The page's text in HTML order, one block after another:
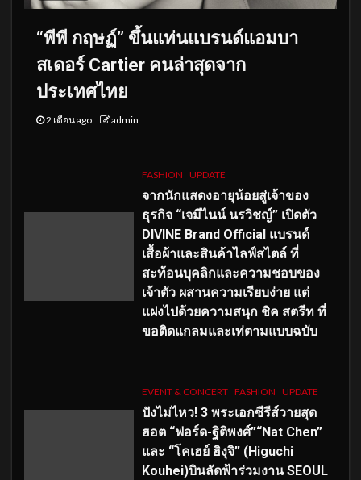
“พีพี กฤษฏ์” ขึ้นแท่นแบรนด์แอมบา
สเดอร์ Cartier คนล่าสุดจาก
ประเทศไทย
2 เดือน ago admin
FASHION UPDATE
จากนักแสดงอายุน้อยสู่เจ้าของ
ธุรกิจ “เจมีไนน์ นรวิชญ์” เปิดตัว
DIVINE Brand Official แบรนด์
เสื้อผ้าและสินค้าไลฟ์สไตล์ ที่
สะท้อนบุคลิกและความชอบของ
เจ้าตัว ผสานความเรียบง่าย แต่
แฝงไปด้วยความสนุก ชิค สตรีท ที่
ขอติดแกลมและเท่ตามแบบฉบับ
EVENT & CONCERT FASHION UPDATE
ปังไม่ไหว! 3 พระเอกซีรีส์วายสุด
ฮอต “ฟอร์ด-ฐิติพงศ์”“Nat Chen”
และ “โคเฮย์ ฮิงุจิ” (Higuchi
Kouhei)บินลัดฟ้าร่วมงาน SEOUL